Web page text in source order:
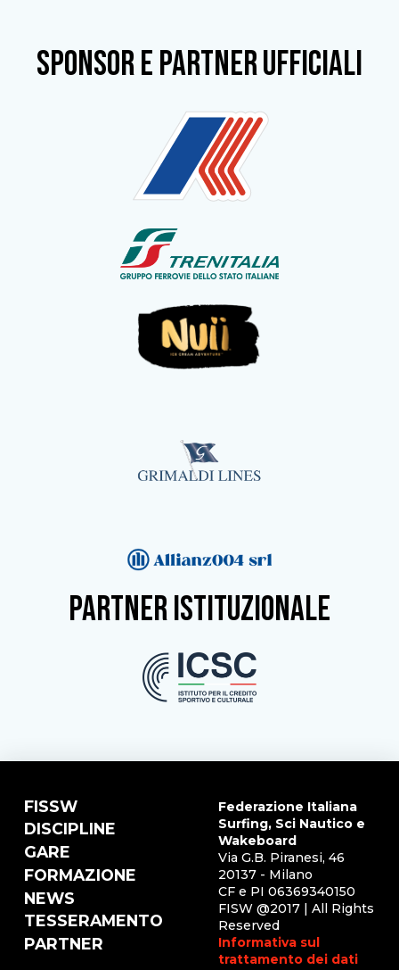
SPONSOR e partner ufficiali
partner istituzionale
FISSW
DISCIPLINE
GARE
FORMAZIONE
NEWS
TESSERAMENTO
PARTNER
Federazione Italiana
Surfing, Sci Nautico e
Wakeboard
Via G.B. Piranesi, 46
20137 - Milano
CF e PI 06369340150
FISW @2017 | All Rights
Reserved
Informativa sul
trattamento dei dati